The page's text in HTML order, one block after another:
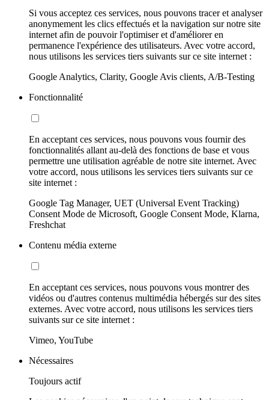
Si vous acceptez ces services, nous pouvons tracer et analyser
anonymement les clics effectués et la navigation sur notre site
internet afin de pouvoir l'optimiser et d'améliorer en
permanence l'expérience des utilisateurs. Avec votre accord,
nous utilisons les services tiers suivants sur ce site internet :
Google Analytics, Clarity, Google Avis clients, A/B-Testing
Fonctionnalité
En acceptant ces services, nous pouvons vous fournir des
fonctionnalités allant au-delà des fonctions de base et vous
permettre une utilisation agréable de notre site internet. Avec
votre accord, nous utilisons les services tiers suivants sur ce
site internet :
Google Tag Manager, UET (Universal Event Tracking)
Consent Mode de Microsoft, Google Consent Mode, Klarna,
Freshchat
Contenu média externe
En acceptant ces services, nous pouvons vous montrer des
vidéos ou d'autres contenus multimédia hébergés sur des sites
externes. Avec votre accord, nous utilisons les services tiers
suivants sur ce site internet :
Vimeo, YouTube
Nécessaires
Toujours actif